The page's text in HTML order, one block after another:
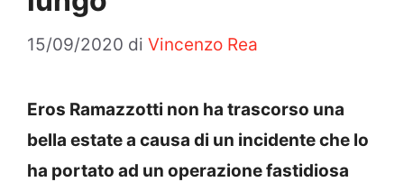
15/09/2020 di Vincenzo Rea
Eros Ramazzotti non ha trascorso una
bella estate a causa di un incidente che lo
ha portato ad un operazione fastidiosa